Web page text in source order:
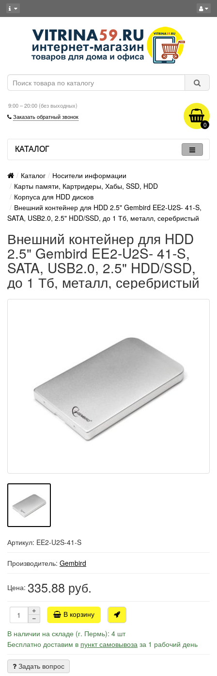
9:00 – 20:00 (без выходных)
Заказать обратный звонок
0
КАТАЛОГ
Каталог
Носители информации
Карты памяти, Картридеры, Хабы, SSD, HDD
Корпуса для HDD дисков
Внешний контейнер для HDD 2.5" Gembird EE2-U2S- 41-S,
SATA, USB2.0, 2.5" HDD/SSD, до 1 Тб, металл, серебристый
Внешний контейнер для HDD
2.5" Gembird EE2-U2S- 41-S,
SATA, USB2.0, 2.5" HDD/SSD,
до 1 Тб, металл, серебристый
Артикул: EE2-U2S-41-S
Производитель: Gembird
Цена: 335.88 руб.
В корзину
В наличии на складе (г. Пермь): 4 шт
Бесплатно доставим в пункт самовывоза за 1 рабочий день
Задать вопрос